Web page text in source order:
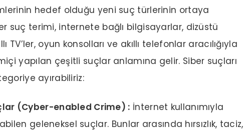
hedef olduğu yeni suç türlerinin ortaya
suç terimi, internete bağlı bilgisayarlar, dizüstü
TV’ler, oyun konsolları ve akıllı telefonlar aracılığıyla
yapılan çeşitli suçlar anlamına gelir. Siber suçları
ayırabiliriz:
(Cyber-enabled Crime) : İnternet kullanımıyla
geleneksel suçlar. Bunlar arasında hırsızlık, taciz,